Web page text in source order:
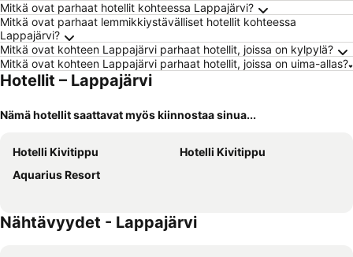
Mitkä ovat parhaat hotellit kohteessa Lappajärvi?
Mitkä ovat parhaat lemmikkiystävälliset hotellit kohteessa
Lappajärvi?
Mitkä ovat kohteen Lappajärvi parhaat hotellit, joissa on kylpylä?
Mitkä ovat kohteen Lappajärvi parhaat hotellit, joissa on uima-allas?
Hotellit – Lappajärvi
Nämä hotellit saattavat myös kiinnostaa sinua...
Hotelli Kivitippu
Hotelli Kivitippu
Aquarius Resort
Nähtävyydet - Lappajärvi